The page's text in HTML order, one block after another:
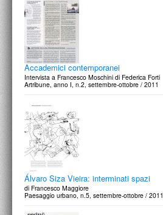
Accademici contemporanei
Intervista a Francesco Moschini di Federica Forti
Artribune, anno I, n.2, settembre-ottobre / 2011
Álvaro Siza Vieira: interminati spazi
di Francesco Maggiore
Paesaggio urbano, n.5, settembre-ottobre / 2011